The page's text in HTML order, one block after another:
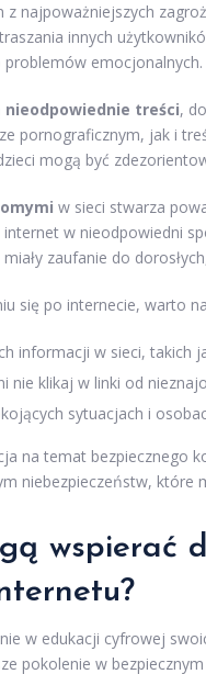
z najpoważniejszych
innych
problemów emocjonalnych.
nieodpowiednie treści,
pornograficznym, jak i
mogą być
w sieci stwarza
w nieodpowiedni
zaufanie do
się po internecie, warto
informacji w sieci, takich
nie klikaj w linki od
sytuacjach i
na temat bezpiecznego
niebezpieczeństw, które
wspierać
w edukacji cyfrowej
pokolenie w